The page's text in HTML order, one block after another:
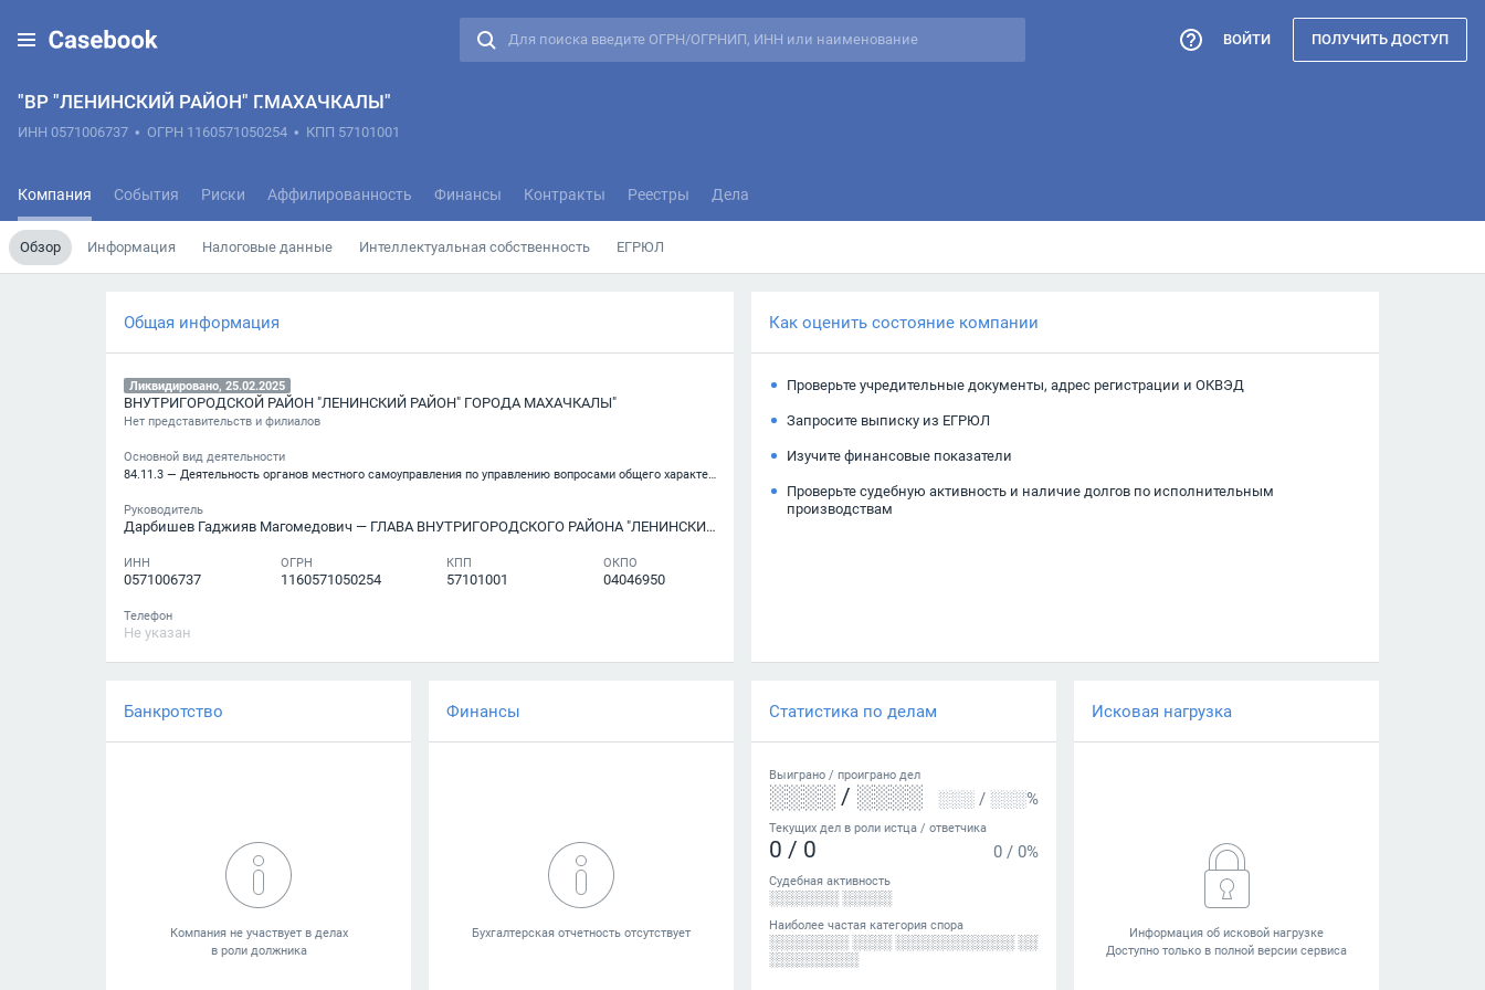
"ВР "ЛЕНИНСКИЙ РАЙОН" Г.МАХАЧКАЛЫ"
ИНН 0571006737 • ОГРН 1160571050254 • КПП 57101001
Компания События Риски Аффилированность Финансы Контракты Реестры Дела
Обзор Информация Налоговые данные Интеллектуальная собственность ЕГРЮЛ
ВОЙТИ ПОЛУЧИТЬ ДОСТУП
Общая информация
Ликвидировано, 25.02.2025
ВНУТРИГОРОДСКОЙ РАЙОН "ЛЕНИНСКИЙ РАЙОН" ГОРОДА МАХАЧКАЛЫ"
Нет представительств и филиалов
Основной вид деятельности
84.11.3 — Деятельность органов местного самоуправления по управлению вопросами общего характера
Руководитель
Дарбишев Гаджияв Магомедович — ГЛАВА ВНУТРИГОРОДСКОГО РАЙОНА "ЛЕНИНСКИЙ РАЙОН" ГОРОДА МАХАЧКАЛЫ
ИНН
0571006737
ОГРН
1160571050254
КПП
57101001
ОКПО
04046950
Телефон
Не указан
Как оценить состояние компании
Проверьте учредительные документы, адрес регистрации и ОКВЭД
Запросите выписку из ЕГРЮЛ
Изучите финансовые показатели
Проверьте судебную активность и наличие долгов по исполнительным
производствам
Банкротство Финансы Статистика по делам
Выиграно / проиграно дел
░░░░ / ░░░░ ░░░ / ░░░%
Текущих дел в роли истца / ответчика
0 / 0 0 / 0%
Судебная активность
░░░░░░░ ░░░░░
Наиболее частая категория спора
░░░░░░░░ ░░░░ ░░░░░░░░░░░░ ░░
░░░░░░░░░
Исковая нагрузка